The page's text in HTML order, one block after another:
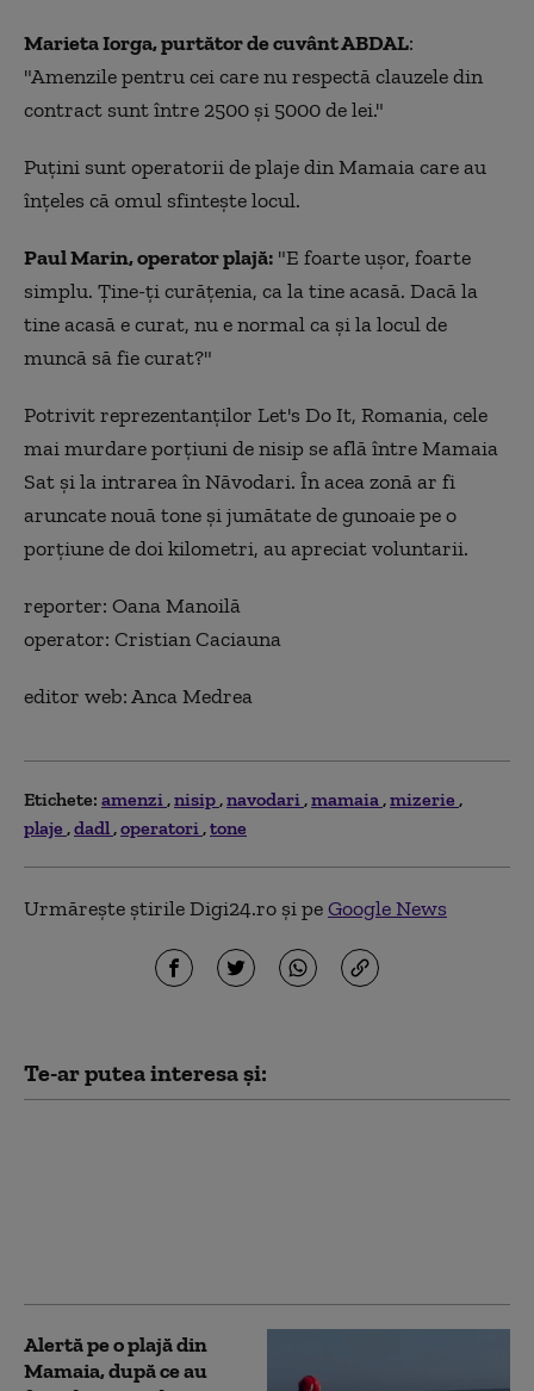
Marieta Iorga, purtător de cuvânt ABDAL:
"Amenzile pentru cei care nu respectă clauzele din
contract sunt între 2500 şi 5000 de lei."
Puţini sunt operatorii de plaje din Mamaia care au
înţeles că omul sfinteşte locul.
Paul Marin, operator plajă: "E foarte uşor, foarte
simplu. Ţine-ţi curăţenia, ca la tine acasă. Dacă la
tine acasă e curat, nu e normal ca şi la locul de
muncă să fie curat?"
Potrivit reprezentanţilor Let's Do It, Romania, cele
mai murdare porţiuni de nisip se află între Mamaia
Sat şi la intrarea în Năvodari. În acea zonă ar fi
aruncate nouă tone şi jumătate de gunoaie pe o
porţiune de doi kilometri, au apreciat voluntarii.
reporter: Oana Manoilă
operator: Cristian Caciauna
editor web: Anca Medrea
Etichete: amenzi nisip navodari mamaia mizerie
plaje dadl operatori tone
Urmărește știrile Digi24.ro și peGoogle News
Te-ar putea interesa și:
Alertă pe o plajă din
Mamaia, după ce au